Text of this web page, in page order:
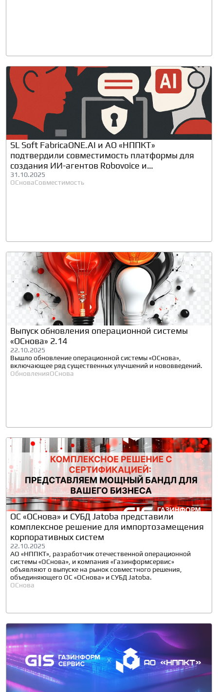
SL Soft FabricaONE.AI и АО «НППКТ»
подтвердили совместимость платформы для
создания ИИ-агентов Robovoice и
операционной системы «ОСнова»
31.10.2025
ОСноваСовместимость
Выпуск обновления операционной системы
«ОСнова» 2.14
22.10.2025
Вышло обновление операционной системы «ОСнова»,
включающее ряд существенных улучшений и нововведений.
ОбновленияОСнова
ОС «ОСнова» и СУБД Jatoba представили
комплексное решение для импортозамещения
корпоративных систем
22.10.2025
АО «НППКТ», разработчик отечественной операционной
системы «ОСнова», и компания «Газинформсервис»
объявляют о выпуске на рынок совместного решения,
объединяющего ОС «ОСнова» и СУБД Jatoba.
ОСнова